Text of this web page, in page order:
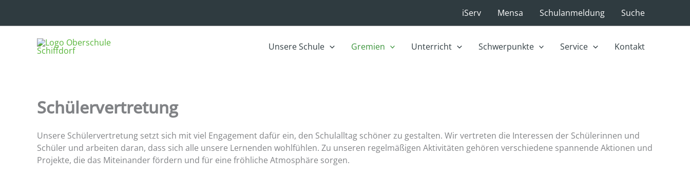
iServ Mensa Schulanmeldung Suche
Unsere Schule Gremien Unterricht Schwerpunkte Service Kontakt
Schülervertretung
Unsere Schülervertretung setzt sich mit viel Engagement dafür ein, den Schulalltag schöner zu gestalten. Wir vertreten die Interessen der Schülerinnen und
Schüler und arbeiten daran, dass sich alle unsere Lernenden wohlfühlen. Zu unseren regelmäßigen Aktivitäten gehören verschiedene spannende Aktionen und
Projekte, die das Miteinander fördern und für eine fröhliche Atmosphäre sorgen.